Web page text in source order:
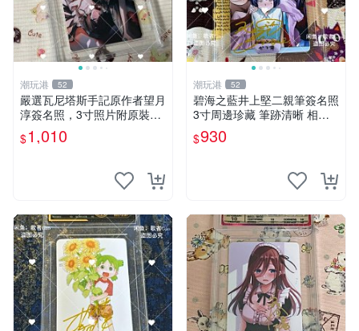
潮玩港 52
嚴選瓦尼塔斯手記原作者望月
淳簽名照，3寸照片附原裝卡
磚。 簽名保真收藏相框裝裱
隨行發送 照片 簽名周邊 望月
$1,010
潮玩港 52
碧海之藍井上堅二親筆簽名照
3寸周邊珍藏 筆跡清晰 相框
精美 碧海之藍 簽名照片 井上
堅二 周邊品
$930